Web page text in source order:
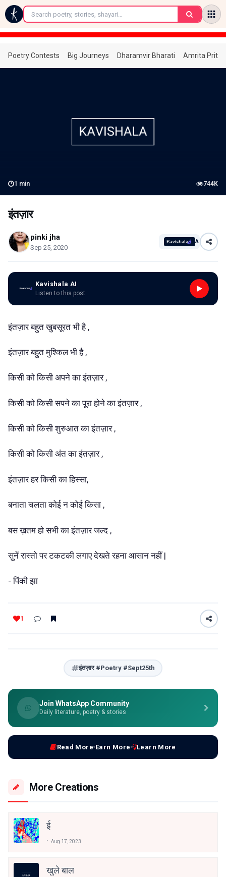
←
Poetry Contests Big Journeys Dharamvir Bharati Amrita
1 min 744K
इंतज़ार
pinki jha
Sep 25, 2020
AI
Kavishala AI
Listen to this post
इंतज़ार बहुत खुबसूरत भी है ,
इंतज़ार बहुत मुश्किल भी है ,
किसी को किसी अपने का इंतज़ार ,
किसी को किसी सपने का पूरा होने का इंतज़ार ,
किसी को किसी शुरुआत का इंतज़ार ,
किसी को किसी अंत का इंतज़ार ,
इंतज़ार हर किसी का हिस्सा,
बनाता चलता कोई न कोई किसा ,
बस ख़तम हो सभी का इंतज़ार जल्द ,
सुनें रास्तो पर टकटकी लगाए देखते रहना आसान नहीं |
- पिंकी झा
1
इंतज़ार #Poetry #Sept25th
Join WhatsApp Community
Daily literature, poetry & stories
Read More Earn More Learn More
More Creations
ई
Aug 17, 2023
खुले बाल